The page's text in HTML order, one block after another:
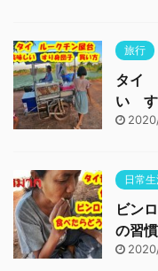
旅行
タイ
い す
日常
ビン
の習